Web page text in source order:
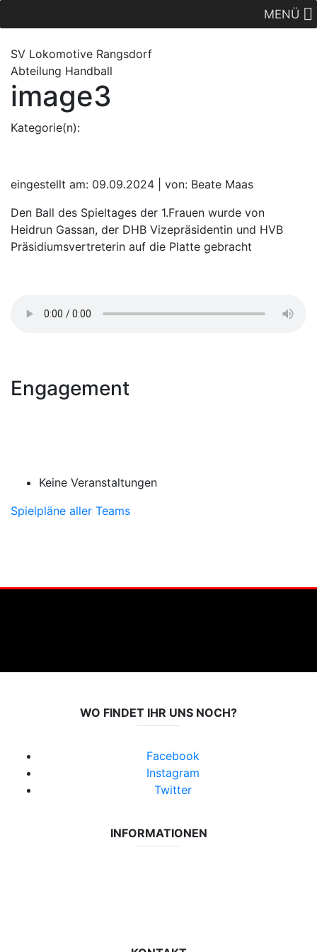
MENÜ
SV Lokomotive Rangsdorf
Abteilung Handball
image3
Kategorie(n):
eingestellt am: 09.09.2024 | von: Beate Maas
Den Ball des Spieltages der 1.Frauen wurde von
Heidrun Gassan, der DHB Vizepräsidentin und HVB
Präsidiumsvertreterin auf die Platte gebracht
Engagement
Keine Veranstaltungen
Spielpläne aller Teams
WO FINDET IHR UNS NOCH?
Facebook
Instagram
Twitter
INFORMATIONEN